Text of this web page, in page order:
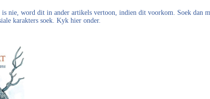
is nie, word dit in ander artikels vertoon, indien dit voorkom. Soek dan
karakters soek. Kyk hier onder.